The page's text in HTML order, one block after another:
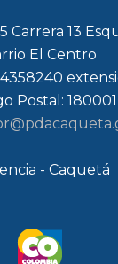
Carrera 13
El Centro
Postal: 180001
- Caquetá